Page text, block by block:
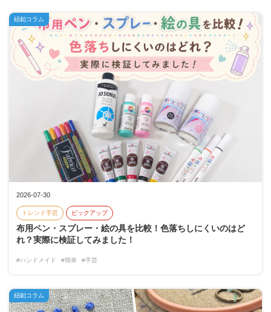
2026-07-30
トレンド手芸 ピックアップ
布用ペン・スプレー・絵の具を比較！色落ちしにくいのはど
れ？実際に検証してみました！
#ハンドメイド #簡単 #手芸
紐釦コラム
紐釦コラム